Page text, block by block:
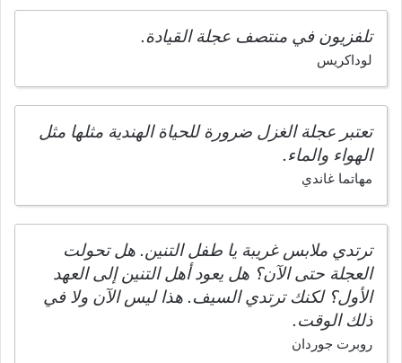
تلفزيون في منتصف عجلة القيادة.
لوداكريس
تعتبر عجلة الغزل ضرورة للحياة الهندية مثلها مثل
الهواء والماء.
مهاتما غاندي
ترتدي ملابس غريبة يا طفل التنين. هل تحولت
العجلة حتى الآن؟ هل يعود أهل التنين إلى العهد
الأول؟ لكنك ترتدي السيف. هذا ليس الآن ولا في
ذلك الوقت.
روبرت جوردان